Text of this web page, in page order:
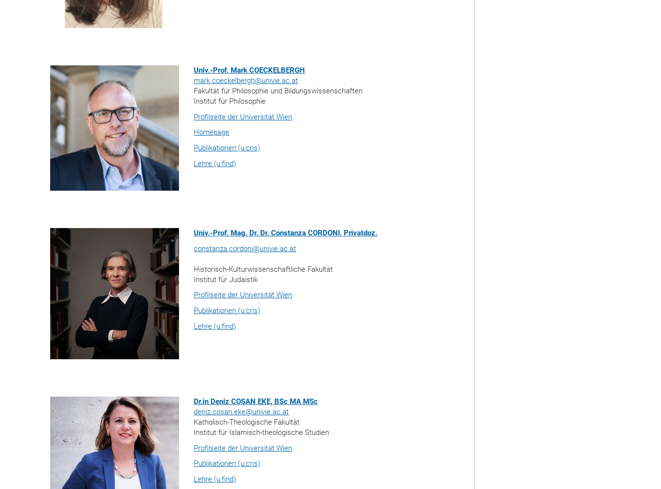
Univ.-Prof. Mark COECKELBERGH
mark.coeckelbergh@univie.ac.at
Fakultät für Philosophie und Bildungswissenschaften
Institut für Philosophie
Profilseite der Universität Wien
Homepage
Publikationen (u:cris)
Lehre (u:find)
Univ.-Prof. Mag. Dr. Dr. Constanza CORDONI, Privatdoz.
constanza.cordoni@univie.ac.at
Historisch-Kulturwissenschaftliche Fakultät
Institut für Judaistik
Profilseite der Universität Wien
Publikationen (u:cris)
Lehre (u:find)
Dr.in Deniz COŞAN EKE, BSc MA MSc
deniz.cosan.eke@univie.ac.at
Katholisch-Theologische Fakultät
Institut für Islamisch-theologische Studien
Profilseite der Universität Wien
Publikationen (u:cris)
Lehre (u:find)